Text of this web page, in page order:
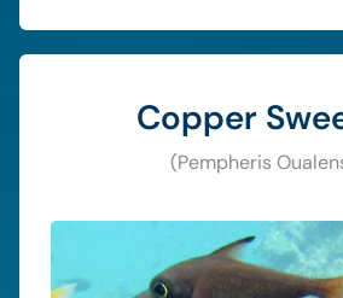
Copper
(Pempheris